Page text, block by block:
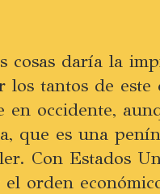
cosas daría la
los tantos de este
en occidente,
que es una
Con Estados
orden